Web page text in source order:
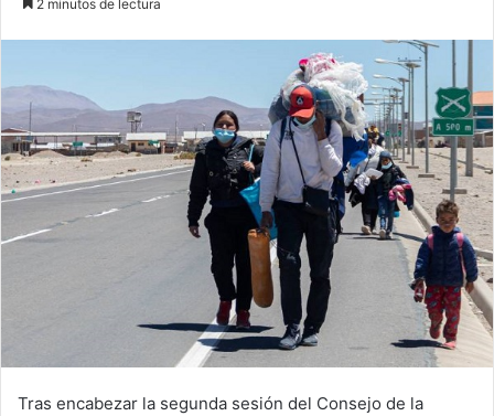
2 minutos de lectura
Tras encabezar la segunda sesión del Consejo de la